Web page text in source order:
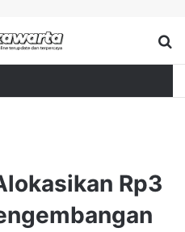
Rp3